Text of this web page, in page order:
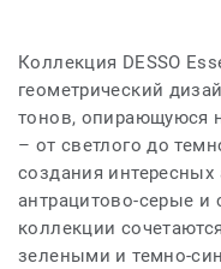
Коллекция DESSO
геометрический
тонов, опирающуюся
– от светлого до
создания
антрацитово-серые и
коллекции
зелеными и темно-